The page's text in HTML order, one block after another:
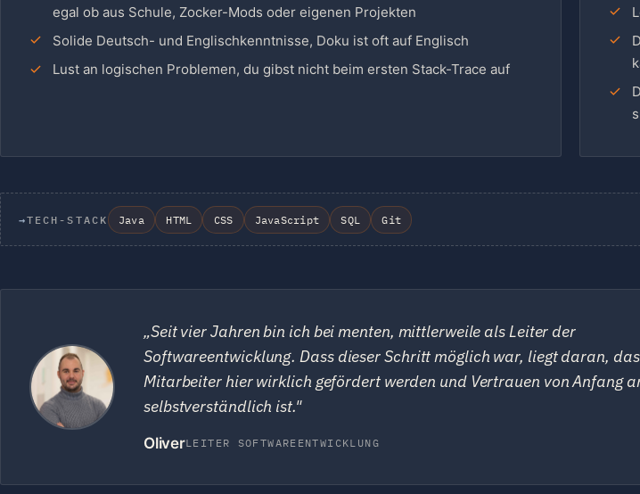
egal ob aus Schule, Zocker-Mods oder eigenen Projekten
Solide Deutsch- und Englischkenntnisse, Doku ist oft auf Englisch
Lust an logischen Problemen, du gibst nicht beim ersten Stack-Trace auf
→TECH-STACK Java HTML CSS JavaScript SQL Git
„Seit vier Jahren bin ich bei menten, mittlerweile als Leiter der
Softwareentwicklung. Dass dieser Schritt möglich war, liegt daran,
Mitarbeiter hier wirklich gefördert werden und Vertrauen von Anfang
selbstverständlich ist."
OliverLEITER SOFTWAREENTWICKLUNG